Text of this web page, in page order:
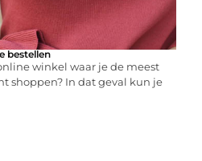
bestellen
winkel waar je de meest
shoppen? In dat geval kun je